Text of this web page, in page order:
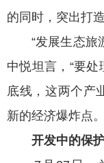
的同时，突出打
“发展生态旅游
中悦坦言，“要
底线，这两个产
新的经济爆炸点
开发中的保